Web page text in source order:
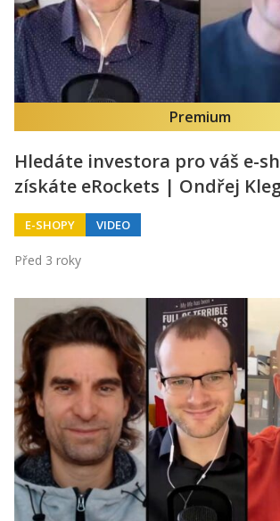
Premium
Hledáte investora pro váš e-
získáte eRockets | Ondřej
E-SHOPY VIDEO
Před 3 roky